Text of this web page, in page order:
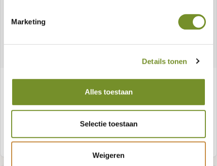
Marketing
Details tonen
Alles toestaan
Selectie toestaan
Weigeren
Kapschuur Bergen XL, type 8
Meer informatie